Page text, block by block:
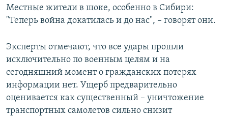
Местные жители в шоке, особенно в Сибири:
"Теперь война докатилась и до нас", – говорят они.
Эксперты отмечают, что все удары прошли
исключительно по военным целям и на
сегодняшний момент о гражданских потерях
информации нет. Ущерб предварительно
оценивается как существенный – уничтожение
транспортных самолетов сильно снизит